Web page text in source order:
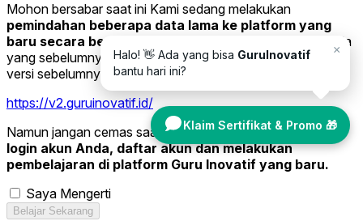
×
Halo! 👋 Ada yang bisa GuruInovatif
bantu hari ini?
Klaim Sertifikat & Promo 🎁
Mohon bersabar saat ini Kami sedang melakukan
pemindahan beberapa data lama ke platform yang
baru secara bertahap.
Jika Anda ingin melihat data Anda
yang sebelumnya, silakan kunjungi website Guruinovatif
versi sebelumnya di tautan di bawah ini.
https://v2.guruinovatif.id/
Namun jangan cemas saat ini Anda sudah bisa melakukan
login akun Anda, daftar akun dan melakukan
pembelajaran di platform Guru Inovatif yang baru.
Saya Mengerti
Belajar Sekarang